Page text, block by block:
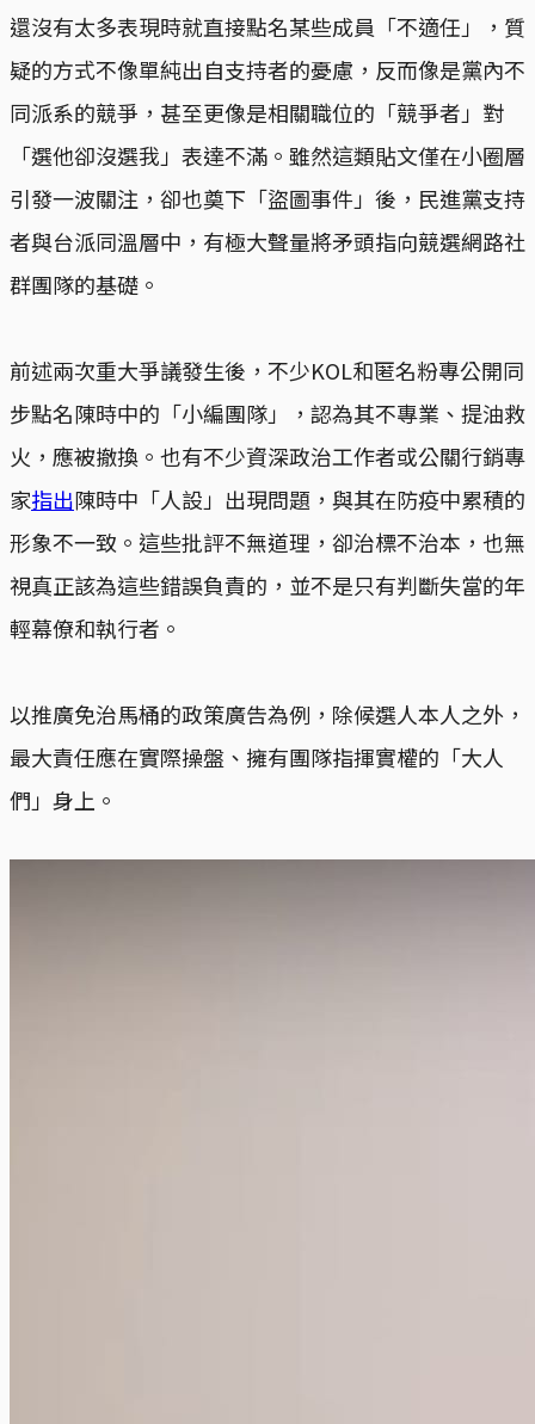
還沒有太多表現時就直接點名某些成員「不適任」，質
疑的方式不像單純出自支持者的憂慮，反而像是黨內不
同派系的競爭，甚至更像是相關職位的「競爭者」對
「選他卻沒選我」表達不滿。雖然這類貼文僅在小圈層
引發一波關注，卻也奠下「盜圖事件」後，民進黨支持
者與台派同溫層中，有極大聲量將矛頭指向競選網路社
群團隊的基礎。
前述兩次重大爭議發生後，不少KOL和匿名粉專公開同
步點名陳時中的「小編團隊」，認為其不專業、提油救
火，應被撤換。也有不少資深政治工作者或公關行銷專
家指出陳時中「人設」出現問題，與其在防疫中累積的
形象不一致。這些批評不無道理，卻治標不治本，也無
視真正該為這些錯誤負責的，並不是只有判斷失當的年
輕幕僚和執行者。
以推廣免治馬桶的政策廣告為例，除候選人本人之外，
最大責任應在實際操盤、擁有團隊指揮實權的「大人
們」身上。